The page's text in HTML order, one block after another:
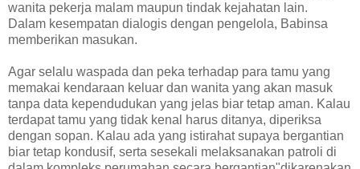
wanita pekerja malam maupun tindak kejahatan lain.
Dalam kesempatan dialogis dengan pengelola, Babinsa
memberikan masukan.
Agar selalu waspada dan peka terhadap para tamu yang
memakai kendaraan keluar dan wanita yang akan masuk
tanpa data kependudukan yang jelas biar tetap aman. Kalau
terdapat tamu yang tidak kenal harus ditanya, diperiksa
dengan sopan. Kalau ada yang istirahat supaya bergantian
biar tetap kondusif, serta sesekali melaksanakan patroli di